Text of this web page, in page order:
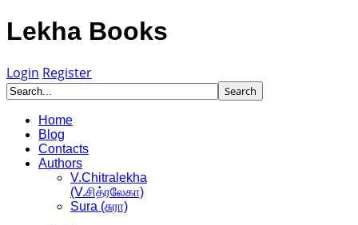
Lekha Books
Login Register
Home
Blog
Contacts
Authors
V.Chitralekha
(V.சித்ரலேகா)
Sura (சுரா)